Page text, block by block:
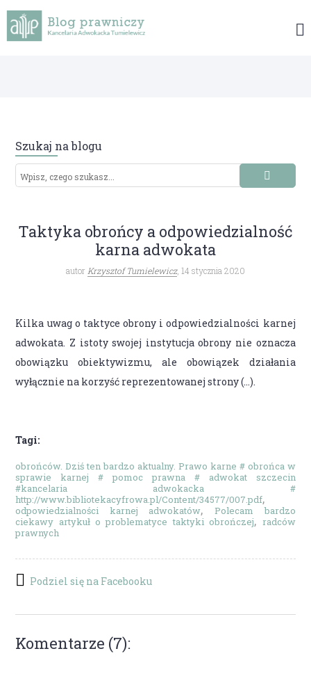
Szukaj na blogu
Taktyka obrońcy a odpowiedzialność
karna adwokata
autor Krzysztof Tumielewicz, 14 stycznia 2020
Kilka uwag o taktyce obrony i odpowiedzialności karnej
adwokata. Z istoty swojej instytucja obrony nie oznacza
obowiązku obiektywizmu, ale obowiązek działania
wyłącznie na korzyść reprezentowanej strony (...).
Tagi:
obrońców. Dziś ten bardzo aktualny. Prawo karne # obrońca w
sprawie karnej # pomoc prawna # adwokat szczecin
#kancelaria adwokacka #
http://www.bibliotekacyfrowa.pl/Content/34577/007.pdf
odpowiedzialności karnej adwokatów
Polecam bardzo
ciekawy artykuł o problematyce taktyki obrończej
radców
prawnych
Podziel się na Facebooku
Komentarze (7):